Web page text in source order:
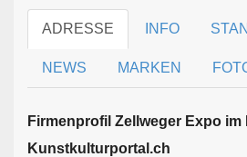
ADRESSE INFO
NEWS MARKEN
Firmen­profil Zellweger Expo im
Kunstkulturportal.ch